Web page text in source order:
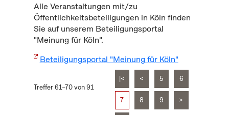
Alle Veranstaltungen mit/zu
Öffentlichkeitsbeteiligungen in Köln finden
Sie auf unserem Beteiligungsportal
"Meinung für Köln".
Beteiligungsportal "Meinung für Köln"
Treffer 61–70 von 91
|< < 5 6
7 8 9 >